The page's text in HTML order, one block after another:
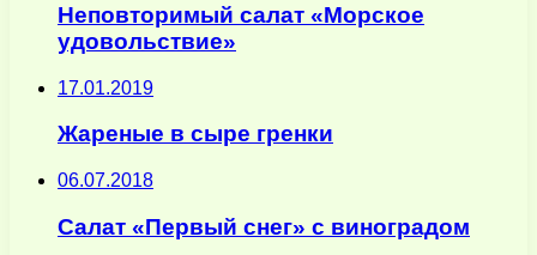
Неповторимый салат «Морское
удовольствие»
17.01.2019
Жареные в сыре гренки
06.07.2018
Салат «Первый снег» с виноградом